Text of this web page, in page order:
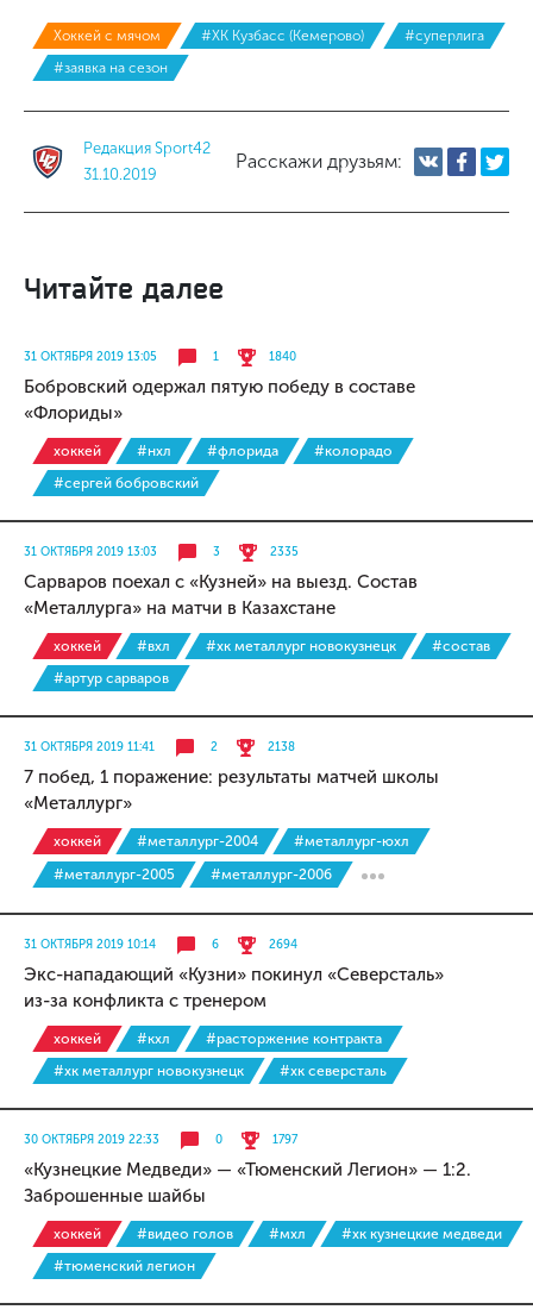
Хоккей с мячом #ХК Кузбасс (Кемерово)
#суперлига
#заявка на сезон
Редакция Sport42
31.10.2019
Расскажи друзьям:
Читайте далее
31 ОКТЯБРЯ 2019 13:05 1 1840
Бобровский одержал пятую победу в составе
«Флориды»
хоккей #нхл #флорида
#колорадо
#сергей бобровский
31 ОКТЯБРЯ 2019 13:03 3 2335
Сарваров поехал с «Кузней» на выезд. Состав
«Металлурга» на матчи в Казахстане
хоккей #вхл #хк металлург новокузнецк
#состав
#артур сарваров
31 ОКТЯБРЯ 2019 11:41 2 2138
7 побед, 1 поражение: результаты матчей школы
«Металлург»
хоккей #металлург-2004
#металлург-юхл
#металлург-2005
#металлург-2006
31 ОКТЯБРЯ 2019 10:14 6 2694
Экс-нападающий «Кузни» покинул «Северсталь»
из-за конфликта с тренером
хоккей #кхл
#расторжение контракта
#хк металлург новокузнецк
#хк северсталь
30 ОКТЯБРЯ 2019 22:33 0 1797
«Кузнецкие Медведи» — «Тюменский Легион» — 1:2.
Заброшенные шайбы
хоккей #видео голов #мхл
#хк кузнецкие медведи
#тюменский легион